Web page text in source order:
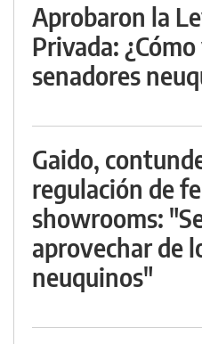
Aprobaron la
Privada:
senadores
Gaido,
regulación de
showrooms:
aprovechar de
neuquinos"